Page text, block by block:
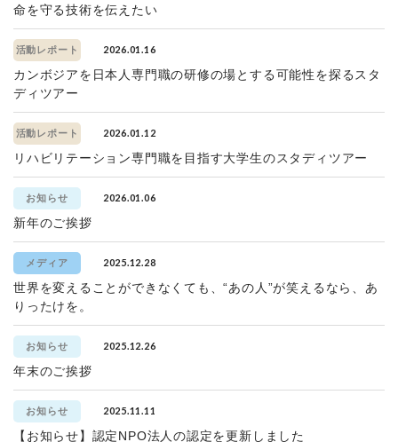
命を守る技術を伝えたい
活動レポート 2026.01.16
カンボジアを日本人専門職の研修の場とする可能性を探るスタ
ディツアー
活動レポート 2026.01.12
リハビリテーション専門職を目指す大学生のスタディツアー
お知らせ 2026.01.06
新年のご挨拶
メディア 2025.12.28
世界を変えることができなくても、“あの人”が笑えるなら、あ
りったけを。
お知らせ 2025.12.26
年末のご挨拶
お知らせ 2025.11.11
【お知らせ】認定NPO法人の認定を更新しました